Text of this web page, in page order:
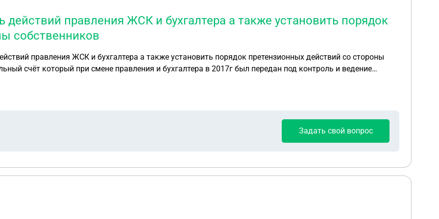
действий правления ЖСК и бухгалтера а также установить порядок
собственников
Задать свой вопрос